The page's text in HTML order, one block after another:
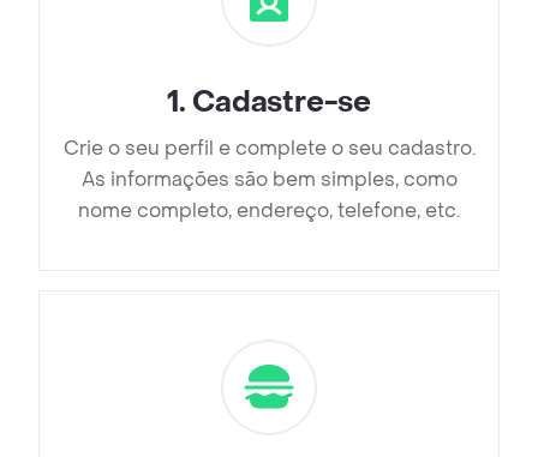
1. Cadastre-se
Crie o seu perfil e complete o seu cadastro.
As informações são bem simples, como
nome completo, endereço, telefone, etc.